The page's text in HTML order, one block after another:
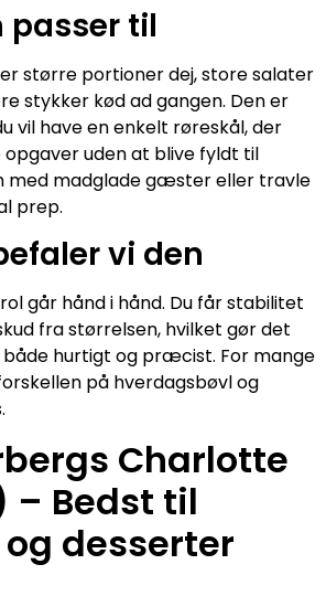
passer til
større portioner dej, store salater
stykker kød ad gangen. Den er
vil have en enkelt røreskål, der
uden at blive fyldt til
med madglade gæster eller travle
prep.
vi den
går hånd i hånd. Du får stabilitet
fra størrelsen, hvilket gør det
hurtigt og præcist. For mange
på hverdagsbøvl og
Charlotte
– Bedst til
desserter